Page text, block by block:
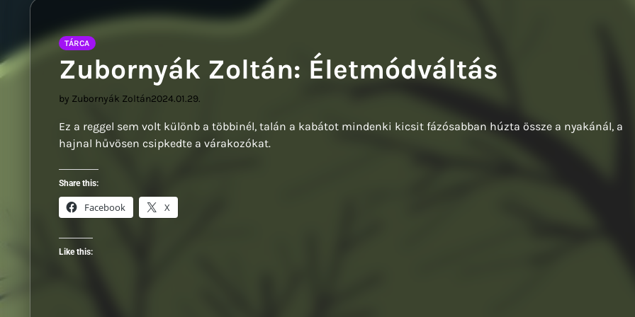
TÁRCA
Zubornyák Zoltán: Életmódváltás
by Zubornyák Zoltán2024.01.29.
Ez a reggel sem volt különb a többinél, talán a kabátot mindenki kicsit fázósabban húzta össze a nyakánál, a
hajnal hűvösen csipkedte a várakozókat.
Share this:
Facebook X
Like this: